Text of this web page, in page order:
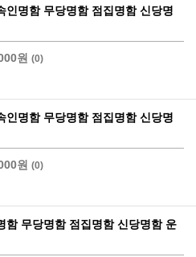
인명함 무당명함 점집명함 신당명
원 (0)
인명함 무당명함 점집명함 신당명
원 (0)
함 무당명함 점집명함 신당명함 운